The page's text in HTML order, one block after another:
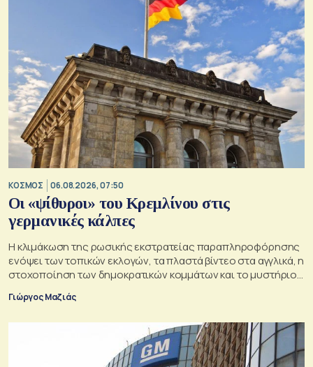
ΚΟΣΜΟΣ 06.08.2026, 07:50
Οι «ψίθυροι» του Κρεμλίνου στις
γερμανικές κάλπες
Η κλιμάκωση της ρωσικής εκστρατείας παραπληροφόρησης
ενόψει των τοπικών εκλογών, τα πλαστά βίντεο στα αγγλικά, η
στοχοποίηση των δημοκρατικών κομμάτων και το μυστήριο
της παράδοξης στρατηγικής.
Γιώργος Μαζιάς